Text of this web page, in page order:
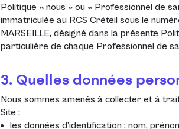
Politique « nous » ou « Professionnel de
immatriculée au RCS Créteil sous le
MARSEILLE, désigné dans la présente
particulière de chaque Professionnel de
3. Quelles données
Nous sommes amenés à collecter et à
Site :
les données d’identification : nom,